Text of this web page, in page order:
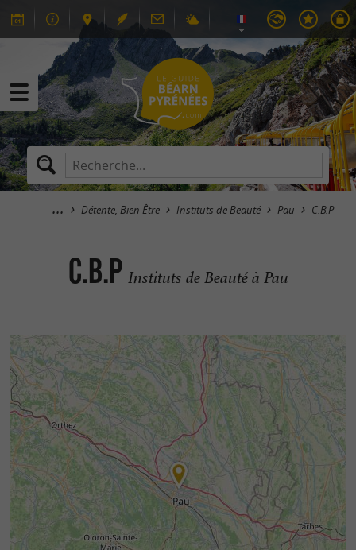
Détente, Bien Être Instituts de Beauté Pau C.B.P
C.B.P Instituts de Beauté à Pau